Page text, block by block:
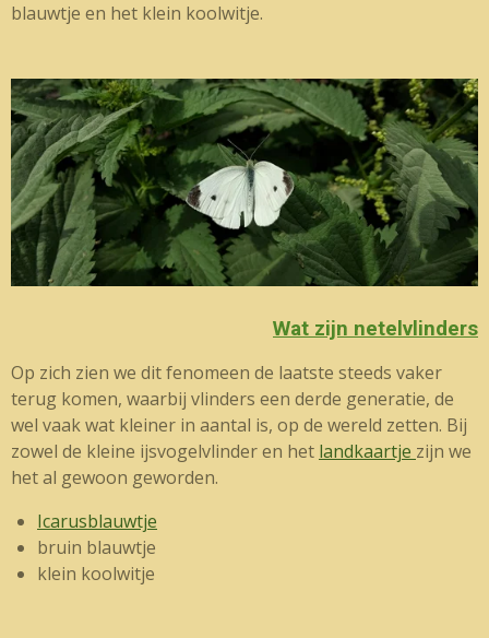
blauwtje en het klein koolwitje.
Wat zijn netelvlinders
Op zich zien we dit fenomeen de laatste steeds vaker
terug komen, waarbij vlinders een derde generatie, de
wel vaak wat kleiner in aantal is, op de wereld zetten. Bij
zowel de kleine ijsvogelvlinder en het landkaartje zijn we
het al gewoon geworden.
Icarusblauwtje
bruin blauwtje
klein koolwitje